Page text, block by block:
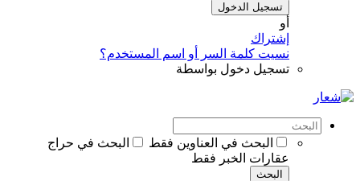
تسجيل الدخول
أو
إشتراك
نسيت كلمة السر أو اسم المستخدم؟
تسجيل دخول بواسطة
البحث في العناوين فقط
البحث في حراج
عقارات الخبر فقط
البحث